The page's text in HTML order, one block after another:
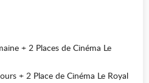
+ 2 Places de Cinéma Le
+ 2 Place de Cinéma Le Royal